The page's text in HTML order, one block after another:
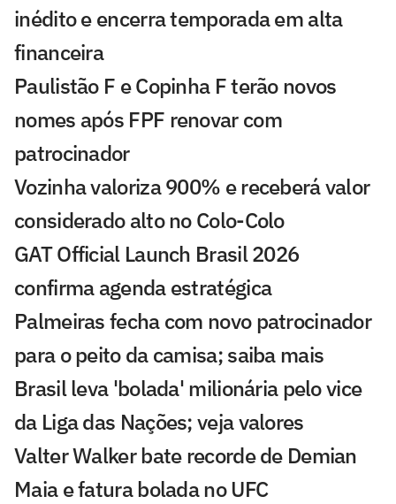
inédito e encerra temporada em alta
financeira
Paulistão F e Copinha F terão novos
nomes após FPF renovar com
patrocinador
Vozinha valoriza 900% e receberá valor
considerado alto no Colo-Colo
GAT Official Launch Brasil 2026
confirma agenda estratégica
Palmeiras fecha com novo patrocinador
para o peito da camisa; saiba mais
Brasil leva 'bolada' milionária pelo vice
da Liga das Nações; veja valores
Valter Walker bate recorde de Demian
Maia e fatura bolada no UFC